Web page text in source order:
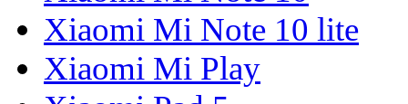
Xiaomi Mi Note 10 lite
Xiaomi Mi Play